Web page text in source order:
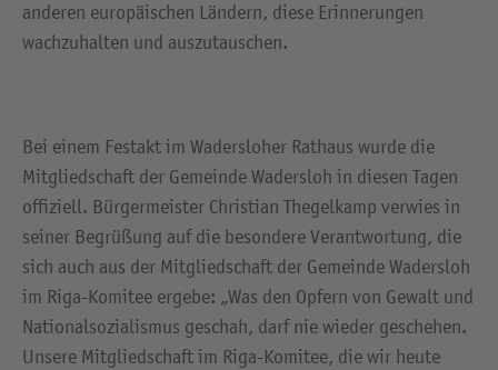
anderen europäischen Ländern, diese Erinnerungen
wachzuhalten und auszutauschen.
Bei einem Festakt im Wadersloher Rathaus wurde die
Mitgliedschaft der Gemeinde Wadersloh in diesen Tagen
offiziell. Bürgermeister Christian Thegelkamp verwies in
seiner Begrüßung auf die besondere Verantwortung, die
sich auch aus der Mitgliedschaft der Gemeinde Wadersloh
im Riga-Komitee ergebe: „Was den Opfern von Gewalt und
Nationalsozialismus geschah, darf nie wieder geschehen.
Unsere Mitgliedschaft im Riga-Komitee, die wir heute